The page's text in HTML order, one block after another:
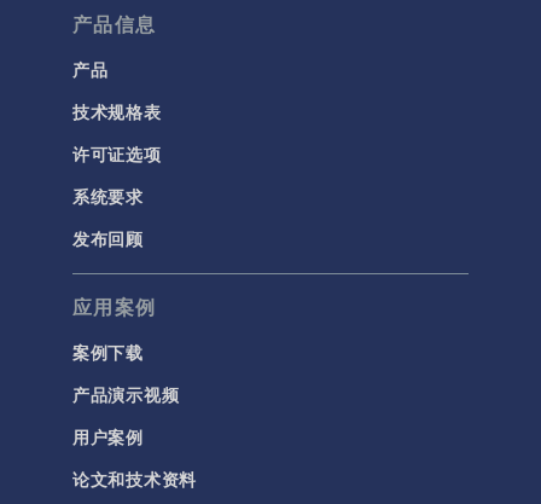
更高级的零件，还
If、Else 和 End If
节点来使用编程，
例如，使用一些参
数来控制零件的某
还可以添加 参数检
查 节点来发现错
际零件的范围。还
可以定义几何零件
的 1D、2D 和 3D
几何结构。 对于参
在主要 零件 节点的
设置窗口 中为几何
流体流动颗粒跟踪
电磁学
RF 与微波工程
低频电磁学
半导体器件
带电粒子追踪
波动光学
等离子体物理
科学新闻
结构 & 声学
产品信息
产品
技术规格表
许可证选项
系统要求
发布回顾
应用案例
案例下载
产品演示视频
用户案例
论文和技术资料